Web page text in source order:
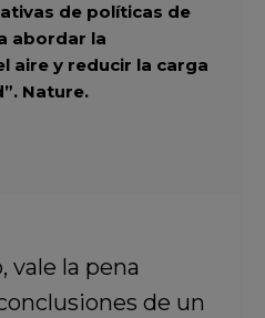
de políticas de
abordar la
aire y reducir la carga
Nature.
vale la pena
de un